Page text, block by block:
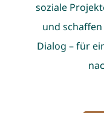
soziale
und
Dialog – für